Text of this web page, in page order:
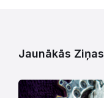
Jaunākās Ziņas